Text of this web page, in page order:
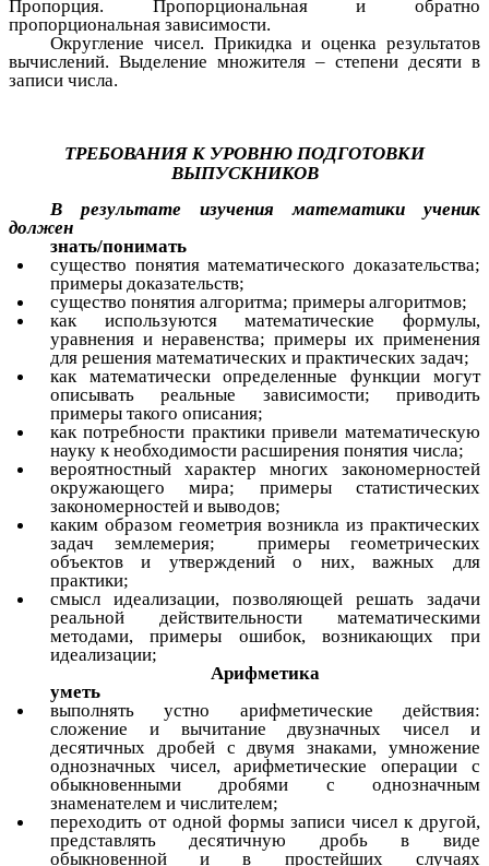
Пропорция. Пропорциональная и обратно
пропорциональная зависимости.
Округление чисел. Прикидка и оценка результатов
вычислений. Выделение множителя – степени десяти в
записи числа.
ТРЕБОВАНИЯ К УРОВНЮ ПОДГОТОВКИ
ВЫПУСКНИКОВ
В результате изучения математики ученик
должен
знать/понимать
существо понятия математического доказательства;
примеры доказательств;
существо понятия алгоритма; примеры алгоритмов;
как используются математические формулы,
уравнения и неравенства; примеры их применения
для решения математических и практических задач;
как математически определенные функции могут
описывать реальные зависимости; приводить
примеры такого описания;
как потребности практики привели математическую
науку к необходимости расширения понятия числа;
вероятностный характер многих закономерностей
окружающего мира; примеры статистических
закономерностей и выводов;
каким образом геометрия возникла из практических
задач землемерия; примеры геометрических
объектов и утверждений о них, важных для
практики;
смысл идеализации, позволяющей решать задачи
реальной действительности математическими
методами, примеры ошибок, возникающих при
идеализации;
Арифметика
уметь
выполнять устно арифметические действия:
сложение и вычитание двузначных чисел и
десятичных дробей с двумя знаками, умножение
однозначных чисел, арифметические операции с
обыкновенными дробями с однозначным
знаменателем и числителем;
переходить от одной формы записи чисел к другой,
представлять десятичную дробь в виде
обыкновенной и в простейших случаях